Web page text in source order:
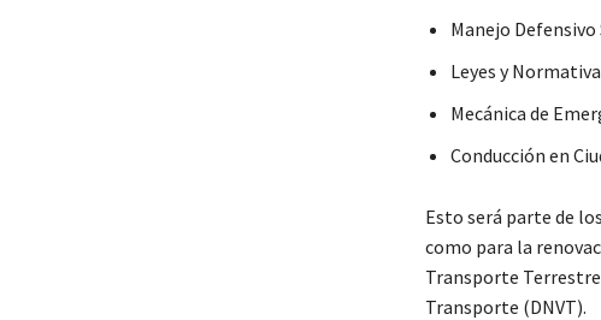
Manejo
Leyes y
Mecánica de
Conducción en
Esto será parte de
como para la
Transporte Terrestre
Transporte (DNVT).